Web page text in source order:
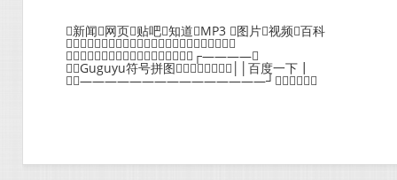
新闻网页贴吧知道MP3 图片视频百科
￣￣￣￣￣￣￣￣￣￣￣￣￣￣￣￣
┏━━━━━━━━━━━━━━━┑┌————┒
┃Guguyu符号拼图││百度一下┃
┖———————————————┘┕━━━━┛